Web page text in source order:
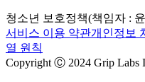
청소년 보호정책(책임자 :
서비스 이용 약관개인정보
열 원칙
Copyright Ⓒ 2024 Grip Labs